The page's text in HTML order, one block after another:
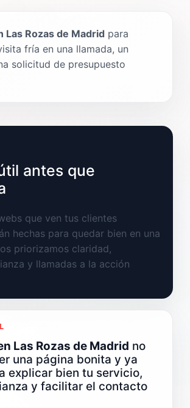
Las Rozas de Madrid para
fría en una llamada, un
solicitud de presupuesto
antes que
que ven tus clientes
hechas para quedar bien en una
priorizamos claridad,
y llamadas a la acción
Las Rozas de Madrid no
una página bonita y ya
explicar bien tu servicio,
y facilitar el contacto